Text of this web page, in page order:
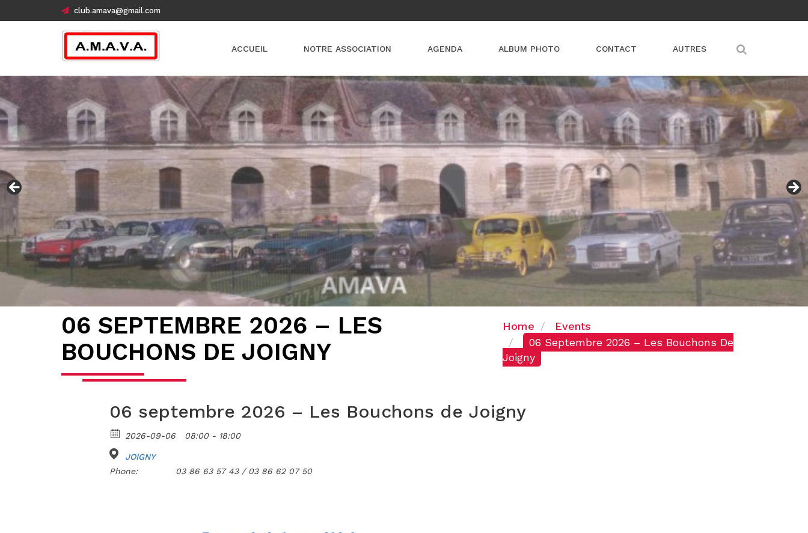
club.amava@gmail.com
ACCUEIL NOTRE ASSOCIATION AGENDA ALBUM PHOTO CONTACT AUTRES
06 SEPTEMBRE 2026 – LES
BOUCHONS DE JOIGNY
Home
Events
06 Septembre 2026 – Les Bouchons De
Joigny
06 septembre 2026 – Les Bouchons de Joigny
2026-09-06 08:00 - 18:00
JOIGNY
Phone:
03 86 63 57 43 / 03 86 62 07 50